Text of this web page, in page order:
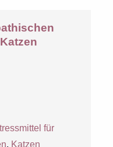
für
, Katzen